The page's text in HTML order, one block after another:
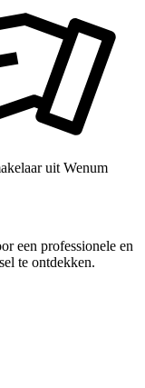
uit Wenum
een professionele en
te ontdekken.